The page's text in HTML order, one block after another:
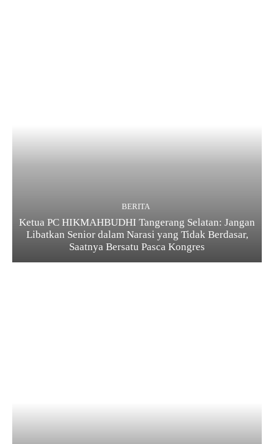
BERITA
Ketua PC HIKMAHBUDHI Tangerang Selatan: Jangan
Libatkan Senior dalam Narasi yang Tidak Berdasar,
Saatnya Bersatu Pasca Kongres